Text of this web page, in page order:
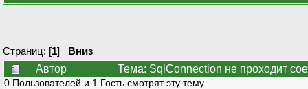
Страниц: [1] Вниз
Автор
Тема: SqlConnection не проходит
0 Пользователей и 1 Гость смотрят эту тему.